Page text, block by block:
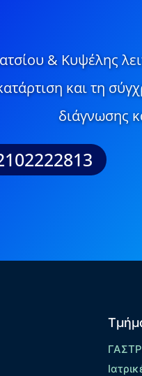
& Κυψέλης
και τη
διάγνωσης